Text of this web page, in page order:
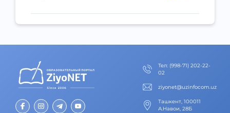
Тел: (998-71) 202-22-
02
ziyonet@uzinfocom.uz
Ташкент, 100011
А.Навои, 28Б